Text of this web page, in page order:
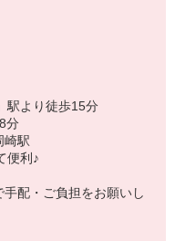
駅より徒歩15分
分
崎駅
便利♪
配・ご負担をお願いし